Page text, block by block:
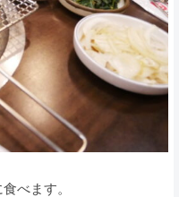
べます。